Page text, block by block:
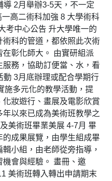
2月舉辦3-5天，不一定
高二術科加強 8 大學術科
考中心公告 升大學唯一的
科的管道，都依照此次術
彰化師大。 由實研組派
務，協助訂便當、水，看
動 3月底辦理或配合學期行
施多元化的教學活動，提
妝遊行、畫展及電影欣賞
以來已成為美術班教學之
美術班畢業美展 4-7月 畢
成果展覽，由學生組成畢
小組，由老師從旁指導，
會與經驗。 畫冊、邀
美術班轉入轉出申請期末